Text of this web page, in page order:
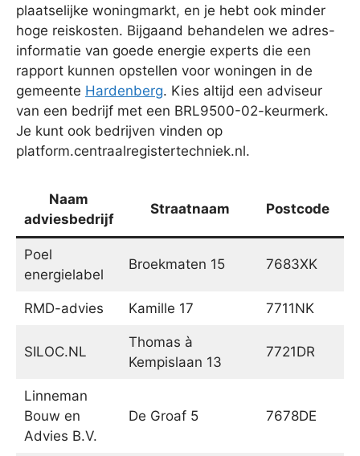
plaatselijke woningmarkt, en je hebt ook minder
hoge reiskosten. Bijgaand behandelen we adres-
informatie van goede energie experts die een
rapport kunnen opstellen voor woningen in de
gemeente Hardenberg. Kies altijd een adviseur
van een bedrijf met een BRL9500-02-keurmerk.
Je kunt ook bedrijven vinden op
platform.centraalregistertechniek.nl.
Naam
adviesbedrijf
Straatnaam Postcode
Poel
energielabel
Broekmaten 15 7683XK
RMD-advies Kamille 17 7711NK
SILOC.NL
Thomas à
Kempislaan 13
7721DR
Linneman
Bouw en
Advies B.V.
De Groaf 5 7678DE